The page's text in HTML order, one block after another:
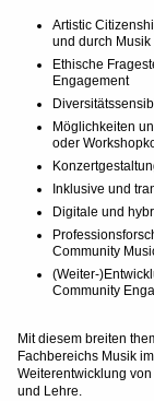
Artistic
und durch Musik
Ethische
Engagement
Möglichkeiten
oder
Inklusive und
Digitale und
Community
(Weiter-
Community
Mit diesem breiten
Fachbereichs Musik
Weiterentwicklung
und Lehre.